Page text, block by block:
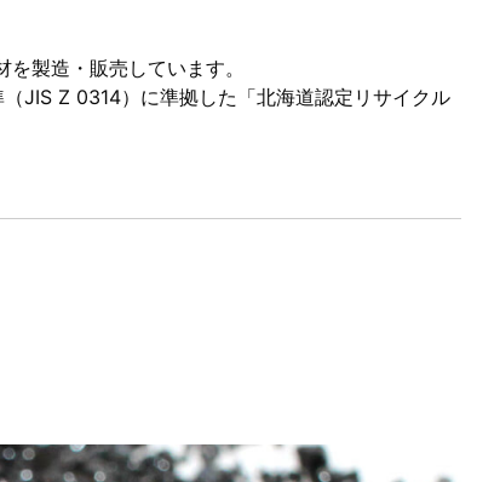
製造・販売しています。
JIS Z 0314）に準拠した「北海道認定リサイクル